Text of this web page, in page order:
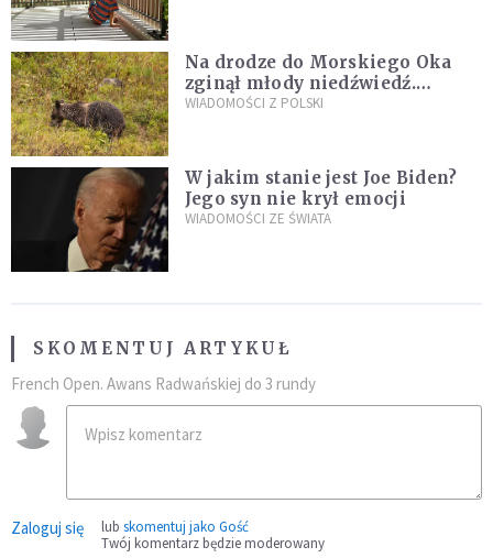
Na drodze do Morskiego Oka
zginął młody niedźwiedź.
Sprawę bada Policja i TPN
WIADOMOŚCI Z POLSKI
W jakim stanie jest Joe Biden?
Jego syn nie krył emocji
WIADOMOŚCI ZE ŚWIATA
SKOMENTUJ ARTYKUŁ
French Open. Awans Radwańskiej do 3 rundy
Zaloguj się lub skomentuj jako Gość
Twój komentarz będzie moderowany